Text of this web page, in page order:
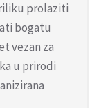
prolaziti
bogatu
vezan za
u prirodi